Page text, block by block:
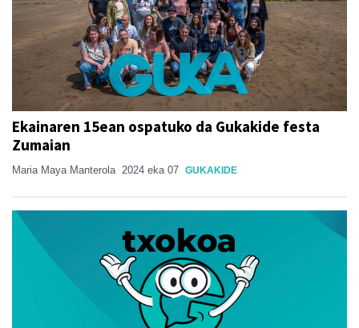
Ekainaren 15ean ospatuko da Gukakide festa
Zumaian
Maria Maya Manterola 2024 eka 07 GUKAKIDE